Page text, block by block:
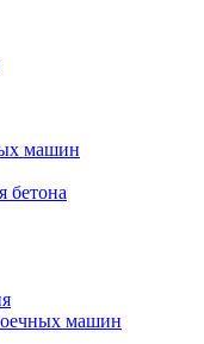
машин
бетона
машин